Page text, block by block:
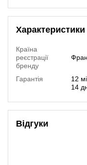
Характеристики
Країна
реєстрації
бренду
Гарантія
12
14
Відгуки